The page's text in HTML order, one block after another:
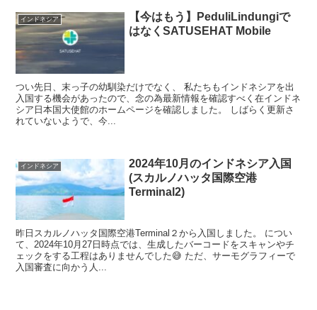
インドネシア
【今はもう】PeduliLindungiで
はなくSATUSEHAT Mobile
つい先日、末っ子の幼馴染だけでなく、 私たちもインドネシアを出
入国する機会があったので、念の為最新情報を確認すべく在インドネ
シア日本国大使館のホームページを確認しました。 しばらく更新さ
れていないようで、今...
インドネシア
2024年10月のインドネシア入国
(スカルノハッタ国際空港
Terminal2)
昨日スカルノハッタ国際空港Terminal２から入国しました。 につい
て、2024年10月27日時点では、生成したバーコードをスキャンやチ
ェックをする工程はありませんでした😅 ただ、サーモグラフィーで
入国審査に向かう人...